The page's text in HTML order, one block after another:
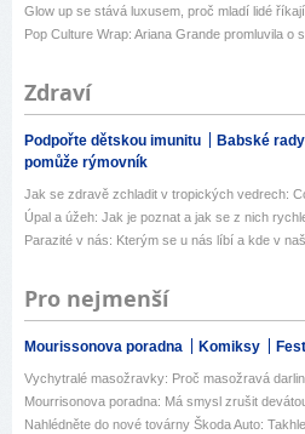
Glow up se stává luxusem, proč mladí lidé
Pop Culture Wrap: Ariana Grande promluvila o
Zdraví
Podpořte dětskou imunitu Babské
pomůže rýmovník
Jak se zdravě zchladit v tropických vedrech:
Úpal a úžeh: Jak je poznat a jak se z nich
Parazité v nás: Kterým se u nás líbí a kde v
Pro nejmenší
Mourissonova poradna Komiksy
Vychytralé masožravky: Proč masožravá
Mourrisonova poradna: Má smysl zrušit
Nahlédněte do nové továrny Škoda Auto: